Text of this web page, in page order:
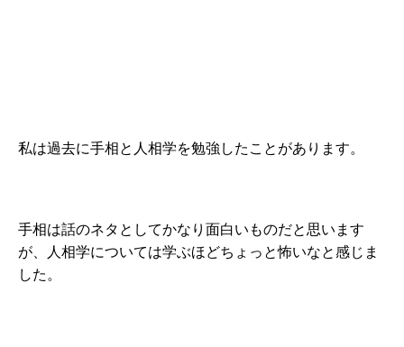
私は過去に手相と人相学を勉強したことがあります。
手相は話のネタとしてかなり面白いものだと思います
が、人相学については学ぶほどちょっと怖いなと感じま
した。